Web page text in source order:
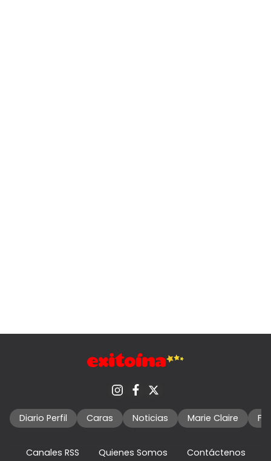
Diario Perfil Caras Noticias Marie Claire
Canales RSS Quienes Somos Contáctenos